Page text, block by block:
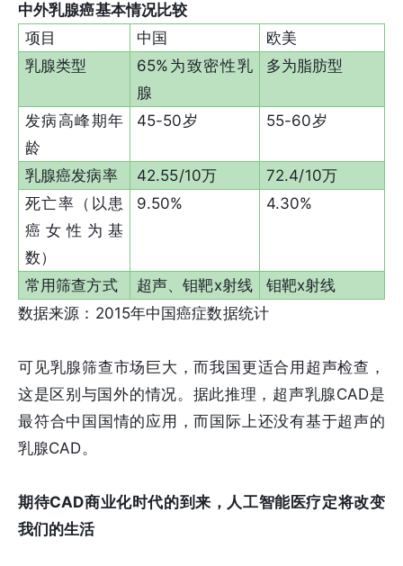
中外乳腺癌基本情况比较
项目
中国
欧美
乳腺类型
65%为致密性乳
腺
多为脂肪型
发病高峰期年
龄
45-50岁 55-60岁
乳腺癌发病率 42.55/10万
72.4/10万
死亡率（以患
癌女性为基
数）
9.50% 4.30%
常用筛查方式 超声、钼靶x射线
钼靶x射线
数据来源：2015年中国癌症数据统计
可见乳腺筛查市场巨大，而我国更适合用超声检查，
这是区别与国外的情况。据此推理，超声乳腺CAD是
最符合中国国情的应用，而国际上还没有基于超声的
乳腺CAD。
期待CAD商业化时代的到来，人工智能医疗定将改变
我们的生活